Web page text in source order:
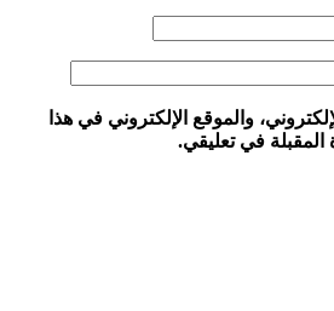
والموقع الإلكتروني في هذا
المقبلة في تعليقي.